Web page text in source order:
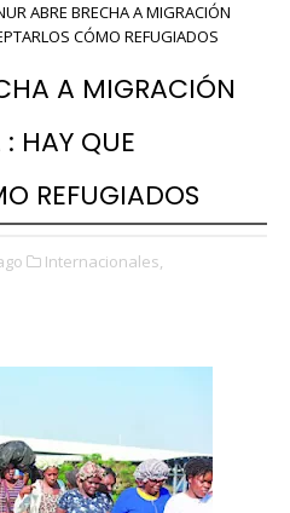
ABRE BRECHA A MIGRACIÓN
CÓMO REFUGIADOS
A MIGRACIÓN
HAY QUE
REFUGIADOS
Internacionales,